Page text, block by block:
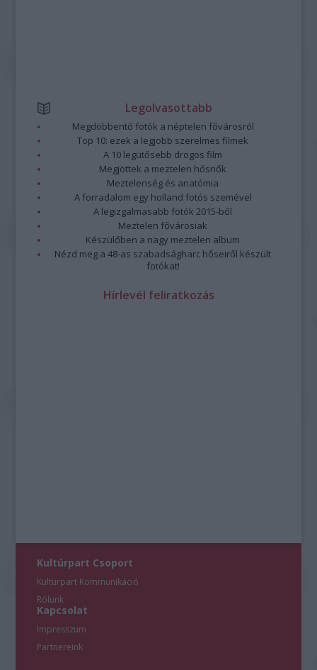
Legolvasottabb
Megdöbbentő fotók a néptelen fővárosról
Top 10: ezek a legjobb szerelmes filmek
A 10 legütősebb drogos film
Megjöttek a meztelen hősnők
Meztelenség és anatómia
A forradalom egy holland fotós szemével
A legizgalmasabb fotók 2015-ből
Meztelen fővárosiak
Készülőben a nagy meztelen album
Nézd meg a 48-as szabadságharc hőseiről készült
fotókat!
Hírlevél feliratkozás
Kultúrpart Csoport
Kultúrpart Kommunikáció
Rólunk
Kapcsolat
Impresszum
Partnereink